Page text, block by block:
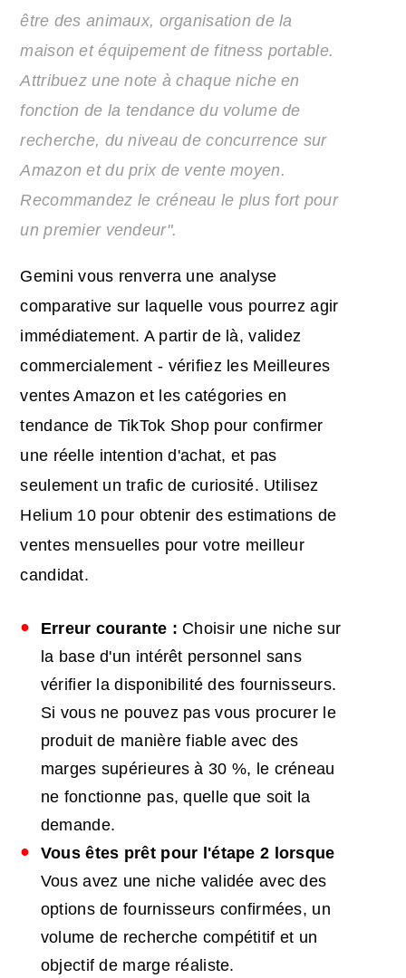
être des animaux, organisation de la
maison et équipement de fitness portable.
Attribuez une note à chaque niche en
fonction de la tendance du volume de
recherche, du niveau de concurrence sur
Amazon et du prix de vente moyen.
Recommandez le créneau le plus fort pour
un premier vendeur".
Gemini vous renverra une analyse
comparative sur laquelle vous pourrez agir
immédiatement. A partir de là, validez
commercialement - vérifiez les Meilleures
ventes Amazon et les catégories en
tendance de TikTok Shop pour confirmer
une réelle intention d'achat, et pas
seulement un trafic de curiosité. Utilisez
Helium 10 pour obtenir des estimations de
ventes mensuelles pour votre meilleur
candidat.
Erreur courante : Choisir une niche sur
la base d'un intérêt personnel sans
vérifier la disponibilité des fournisseurs.
Si vous ne pouvez pas vous procurer le
produit de manière fiable avec des
marges supérieures à 30 %, le créneau
ne fonctionne pas, quelle que soit la
demande.
Vous êtes prêt pour l'étape 2 lorsque
Vous avez une niche validée avec des
options de fournisseurs confirmées, un
volume de recherche compétitif et un
objectif de marge réaliste.